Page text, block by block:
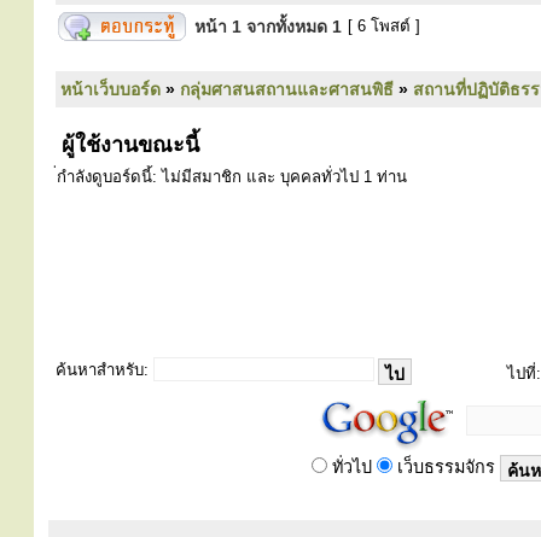
หน้า 1 จากทั้งหมด 1 [ 6 โพสต์ ]
หน้าเว็บบอร์ด » กลุ่มศาสนสถานและศาสนพิธี » สถานที่ปฏิบัติธร
ผู้ใช้งานขณะนี้
่กำลังดูบอร์ดนี้: ไม่มีสมาชิก และ บุคคลทั่วไป 1 ท่าน
ค้นหาสำหรับ: ไปที่:
ทั่วไป เว็บธรรมจักร